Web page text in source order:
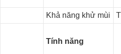
Khả năng khử mùi
Tính năng